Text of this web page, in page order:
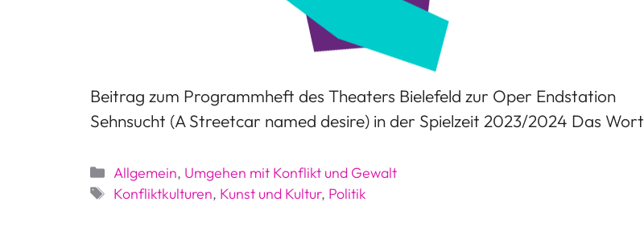
Beitrag zum Programmheft des Theaters Bielefeld zur Oper Endstation
Sehnsucht (A Streetcar named desire) in der Spielzeit 2023/2024 Das Wort
Kategorien
Allgemein, Umgehen mit Konflikt und Gewalt
Schlagwörter
Konfliktkulturen, Kunst und Kultur, Politik